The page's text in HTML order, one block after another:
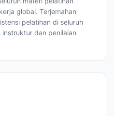
global. Terjemahan
pelatihan di seluruh
dan penilaian